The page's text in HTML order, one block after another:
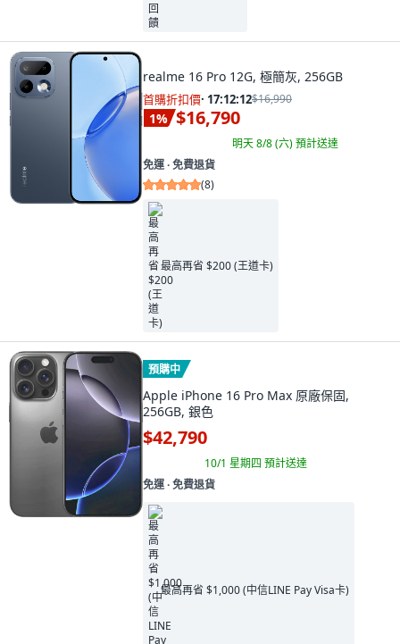
realme 16 Pro 12G, 極簡灰, 256GB
首購折扣價· 17:12:11$16,990
1% $16,790
明天 8/8 (六)預計送達
免運 ∙ 免費退貨
(8)
最高再省 $200 (王道卡)
預購中
Apple iPhone 16 Pro Max 原廠保固,
256GB, 銀色
$42,790
10/1 星期四 預計送達
免運 ∙ 免費退貨
最高再省 $1,000 (中信LINE Pay Visa卡)